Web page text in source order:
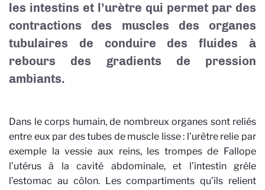
les intestins et l’urètre qui permet par des
contractions des muscles des organes
tubulaires de conduire des fluides à
rebours des gradients de pression
ambiants.
Dans le corps humain, de nombreux organes sont reliés
entre eux par des tubes de muscle lisse : l’urètre relie par
exemple la vessie aux reins, les trompes de Fallope
l’utérus à la cavité abdominale, et l’intestin grêle
l’estomac au côlon. Les compartiments qu’ils relient